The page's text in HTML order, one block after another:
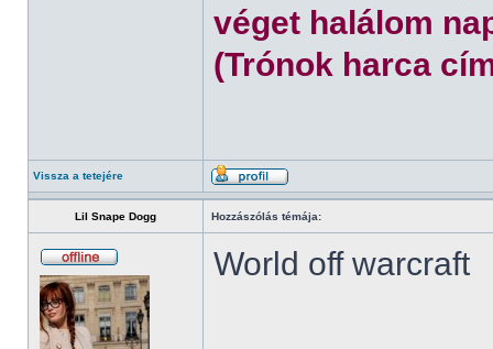
véget halálom
(Trónok harca
Vissza a tetejére
Lil Snape Dogg Hozzászólás témája:
World off warcraft